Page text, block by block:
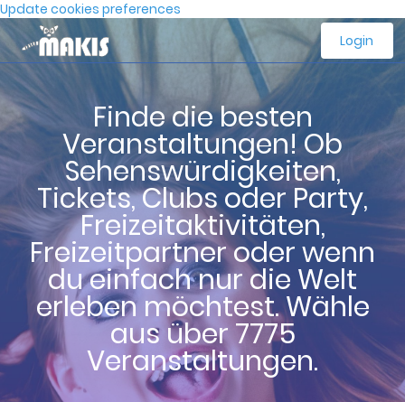
Update cookies preferences
Login
Finde die besten
Veranstaltungen! Ob
Sehenswürdigkeiten,
Tickets, Clubs oder Party,
Freizeitaktivitäten,
Freizeitpartner oder wenn
du einfach nur die Welt
erleben möchtest. Wähle
aus über 7775
Veranstaltungen.